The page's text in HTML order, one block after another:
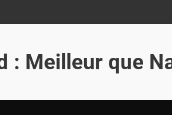
: Meilleur que